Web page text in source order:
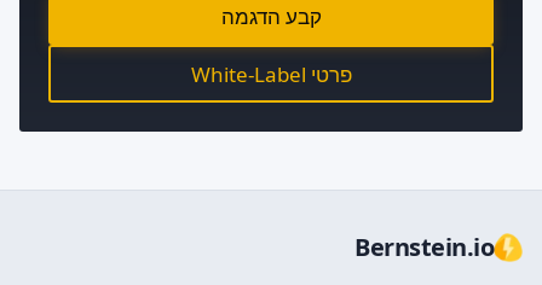
קבע הדגמה
פרטי White-Label
Bernstein.io